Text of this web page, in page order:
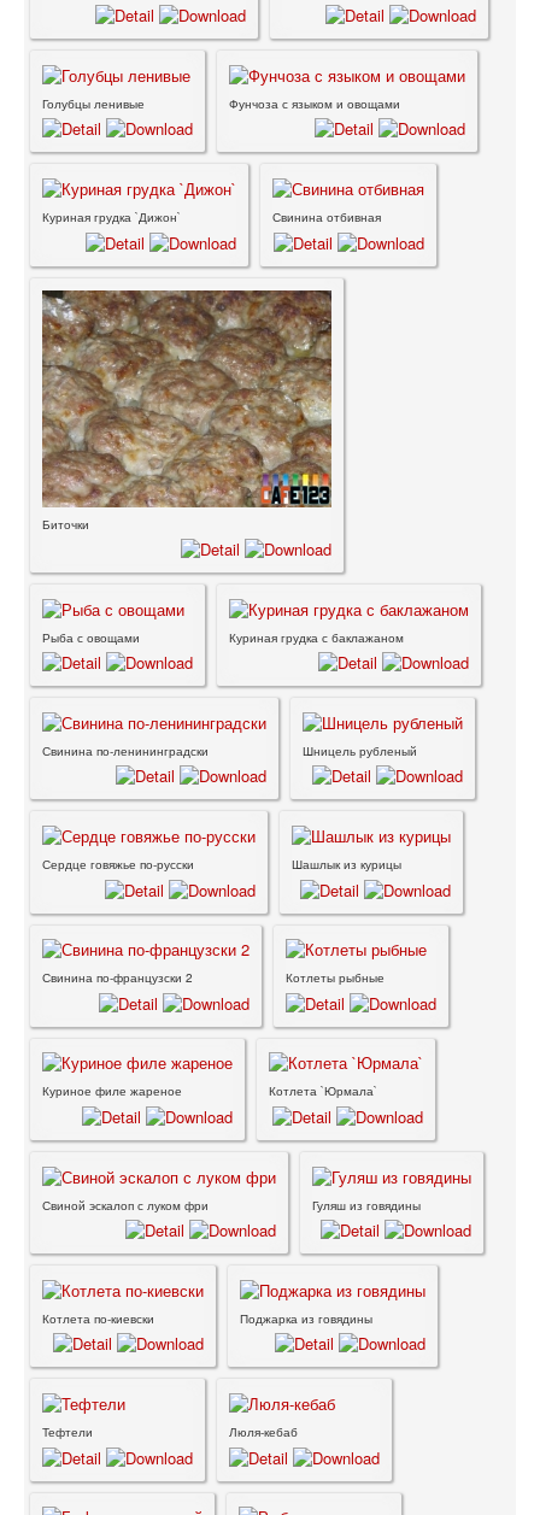
Голубцы ленивые Фунчоза с языком и овощами
Куриная грудка `Дижон` Свинина отбивная
Биточки
Рыба с овощами Куриная грудка с баклажаном
Свинина по-ленининградски Шницель рубленый
Сердце говяжье по-русски Шашлык из курицы
Свинина по-французски 2 Котлеты рыбные
Куриное филе жареное Котлета `Юрмала`
Свиной эскалоп с луком фри Гуляш из говядины
Котлета по-киевски Поджарка из говядины
Тефтели Люля-кебаб